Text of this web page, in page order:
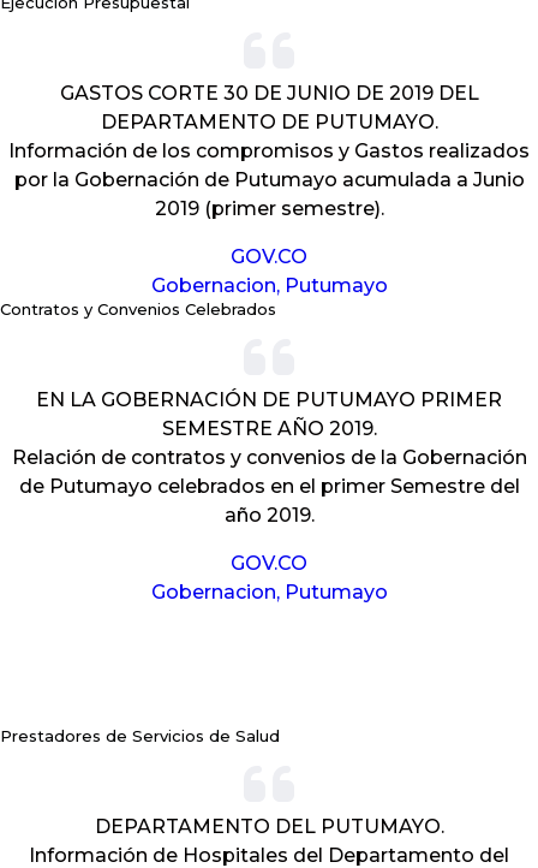
GASTOS CORTE 30 DE JUNIO DE 2019 DEL
DEPARTAMENTO DE PUTUMAYO.
Información de los compromisos y Gastos realizados
por la Gobernación de Putumayo acumulada a Junio
2019 (primer semestre).
GOV.CO
Gobernacion, Putumayo
Contratos y Convenios Celebrados
EN LA GOBERNACIÓN DE PUTUMAYO PRIMER
SEMESTRE AÑO 2019.
Relación de contratos y convenios de la Gobernación
de Putumayo celebrados en el primer Semestre del
año 2019.
GOV.CO
Gobernacion, Putumayo
Prestadores de Servicios de Salud
DEPARTAMENTO DEL PUTUMAYO.
Información de Hospitales del Departamento del